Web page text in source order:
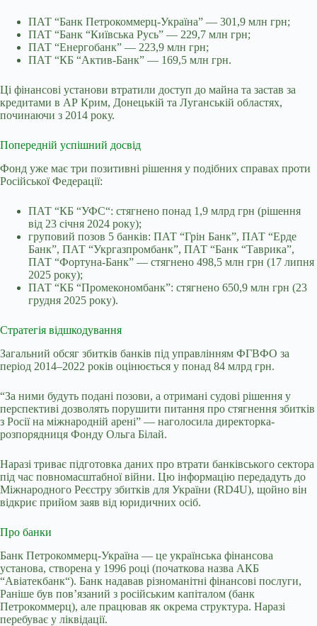
ПАТ “Банк Петрокоммерц-Україна” — 301,9 млн грн;
ПАТ “Банк “Київська Русь” — 229,7 млн грн;
ПАТ “Енергобанк” — 223,9 млн грн;
ПАТ “КБ “Актив-Банк” — 169,5 млн грн.
Ці фінансові установи втратили доступ до майна та застав за
кредитами в АР Крим, Донецькій та Луганській областях,
починаючи з 2014 року.
Попередній успішний досвід
Фонд уже має три позитивні рішення у подібних справах проти
Російської Федерації:
ПАТ “КБ “УФС“: стягнено понад 1,9 млрд грн (рішення
від 23 січня 2024 року);
груповий позов 5 банків: ПАТ “Грін Банк”, ПАТ “Ерде
Банк”, ПАТ “Укргазпромбанк”, ПАТ “Банк “Таврика”,
ПАТ “Фортуна-Банк” — стягнено 498,5 млн грн (17 липня
2025 року);
ПАТ “КБ “Промекономбанк”: стягнено 650,9 млн грн (23
грудня 2025 року).
Стратегія відшкодування
Загальний обсяг збитків банків під управлінням ФГВФО за
період 2014–2022 років оцінюється у понад 84 млрд грн.
“За ними будуть подані позови, а отримані судові рішення у
перспективі дозволять порушити питання про стягнення збитків
з Росії на міжнародній арені” — наголосила директорка-
розпорядниця Фонду Ольга Білай.
Наразі триває підготовка даних про втрати банківського сектора
під час повномасштабної війни. Цю інформацію передадуть до
Міжнародного Реєстру збитків для України (RD4U), щойно він
відкриє прийом заяв від юридичних осіб.
Про банки
Банк Петрокоммерц-Україна — це українська фінансова
установа, створена у 1996 році (початкова назва АКБ
“Авіатекбанк“). Банк надавав різноманітні фінансові послуги,
Раніше був пов’язаний з російським капіталом (банк
Петрокоммерц), але працював як окрема структура. Наразі
перебуває у ліквідації.